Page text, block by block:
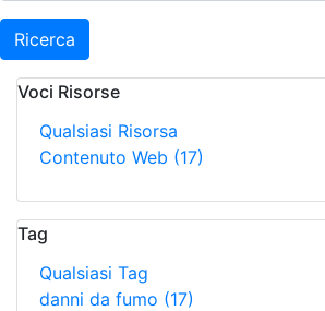
Ricerca
Voci Risorse
Qualsiasi Risorsa
Contenuto Web (17)
Tag
Qualsiasi Tag
danni da fumo (17)